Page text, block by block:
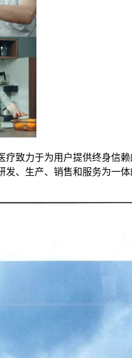
致力于为用户提供终身信
、生产、销售和服务为一